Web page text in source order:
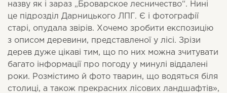
назву як і зараз „Броварское лесничество“. Нині
це підрозділ Дарницького ЛПГ. Є і фотографії
старі, опудала звірів. Хочемо зробити експозицію
з описом деревини, представленої у лісі. Зрізи
дерев дуже цікаві тим, що по них можна зчитувати
багато інформації про погоду у минулі віддалені
роки. Розмістимо й фото тварин, що водяться біля
столиці, а також прекрасних лісових ландшафтів»,